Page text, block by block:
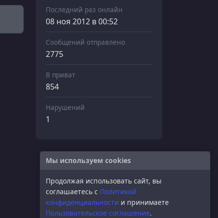
Последний раз онлайн
08 ноя 2012 в 00:52
Сообщений отправлено
2775
В приват
854
Нарушений
1
Мы используем cookies
Продолжая использовать сайт, вы
соглашаетесь с Политикой
конфиденциальности и принимаете
Пользовательское соглашение.